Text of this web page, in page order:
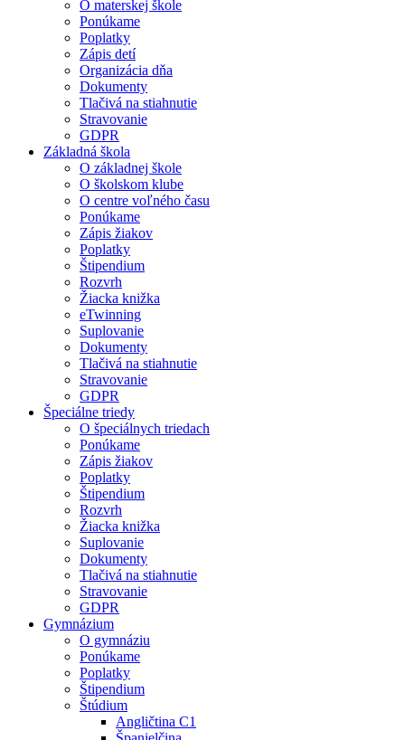
O materskej škole
Ponúkame
Poplatky
Zápis detí
Organizácia dňa
Dokumenty
Tlačivá na stiahnutie
Stravovanie
GDPR
Základná škola
O základnej škole
O školskom klube
O centre voľného času
Ponúkame
Zápis žiakov
Poplatky
Štipendium
Rozvrh
Žiacka knižka
eTwinning
Suplovanie
Dokumenty
Tlačivá na stiahnutie
Stravovanie
GDPR
Špeciálne triedy
O špeciálnych triedach
Ponúkame
Zápis žiakov
Poplatky
Štipendium
Rozvrh
Žiacka knižka
Suplovanie
Dokumenty
Tlačivá na stiahnutie
Stravovanie
GDPR
Gymnázium
O gymnáziu
Ponúkame
Poplatky
Štipendium
Štúdium
Angličtina C1